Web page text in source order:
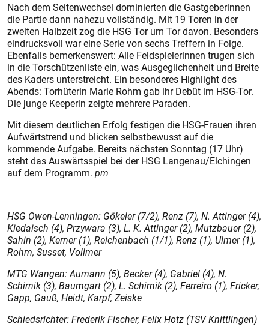
Nach dem Seitenwechsel dominierten die Gastgeberinnen
die Partie dann nahezu vollständig. Mit 19 Toren in der
zweiten Halbzeit zog die HSG Tor um Tor davon. Besonders
eindrucksvoll war eine Serie von sechs Treffern in Folge.
Ebenfalls bemerkenswert: Alle Feldspielerinnen trugen sich
in die Torschützenliste ein, was Ausgeglichenheit und Breite
des Kaders unterstreicht. Ein besonderes Highlight des
Abends: Torhüterin Marie Rohm gab ihr Debüt im HSG-Tor.
Die junge Keeperin zeigte mehrere Paraden.
Mit diesem deutlichen Erfolg festigen die HSG-Frauen ihren
Aufwärtstrend und blicken selbstbewusst auf die
kommende Aufgabe. Bereits nächsten Sonntag (17 Uhr)
steht das Auswärtsspiel bei der HSG Langenau/Elchingen
auf dem Programm. pm
HSG Owen-Lenningen: Gökeler (7/2), Renz (7), N. Attinger (4),
Kiedaisch (4), Przywara (3), L. K. Attinger (2), Mutzbauer (2),
Sahin (2), Kerner (1), Reichenbach (1/1), Renz (1), Ulmer (1),
Rohm, Susset, Vollmer
MTG Wangen: Aumann (5), Becker (4), Gabriel (4), N.
Schirnik (3), Baumgart (2), L. Schirnik (2), Ferreiro (1), Fricker,
Gapp, Gauß, Heidt, Karpf, Zeiske
Schiedsrichter: Frederik Fischer, Felix Hotz (TSV Knittlingen)